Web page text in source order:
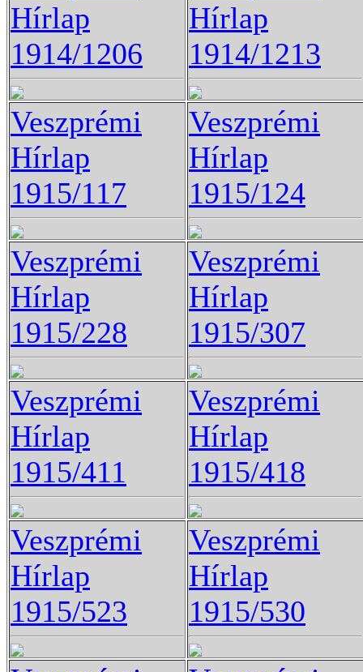
Hírlap
1914/1206
Hírlap
1914/1213
Veszprémi
Hírlap
1915/117
Veszprémi
Hírlap
1915/124
Veszprémi
Hírlap
1915/228
Veszprémi
Hírlap
1915/307
Veszprémi
Hírlap
1915/411
Veszprémi
Hírlap
1915/418
Veszprémi
Hírlap
1915/523
Veszprémi
Hírlap
1915/530